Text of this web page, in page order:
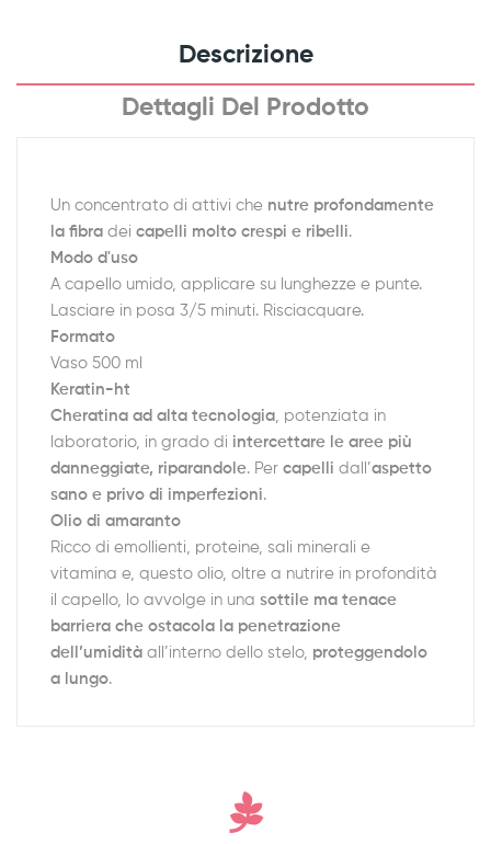
Descrizione
Dettagli Del Prodotto
Un concentrato di attivi che nutre profondamente
la fibra dei capelli molto crespi e ribelli.
Modo d'uso
A capello umido, applicare su lunghezze e punte.
Lasciare in posa 3/5 minuti. Risciacquare.
Formato
Vaso 500 ml
Keratin-ht
Cheratina ad alta tecnologia, potenziata in
laboratorio, in grado di intercettare le aree più
danneggiate, riparandole. Per capelli dall’aspetto
sano e privo di imperfezioni.
Olio di amaranto
Ricco di emollienti, proteine, sali minerali e
vitamina e, questo olio, oltre a nutrire in profondità
il capello, lo avvolge in una sottile ma tenace
barriera che ostacola la penetrazione
dell’umidità all’interno dello stelo, proteggendolo
a lungo.